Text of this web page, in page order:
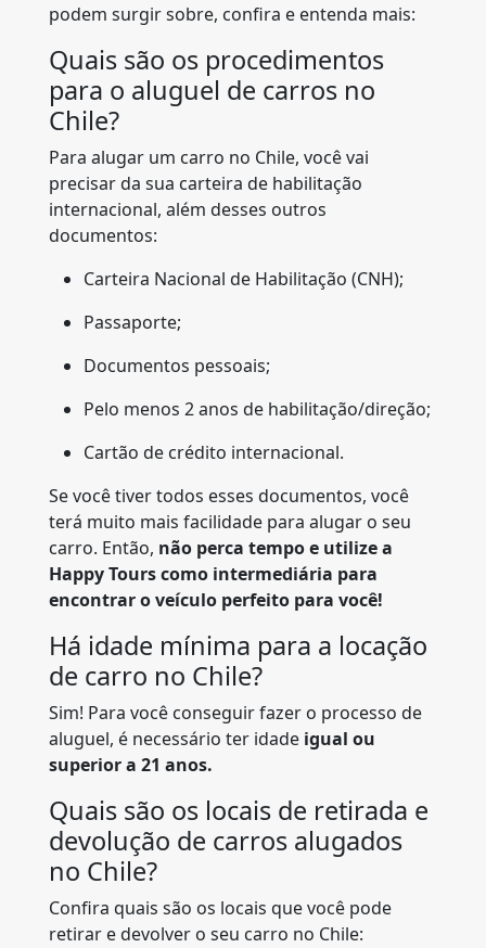
podem surgir sobre, confira e entenda mais:
Quais são os procedimentos
para o aluguel de carros no
Chile?
Para alugar um carro no Chile, você vai
precisar da sua carteira de habilitação
internacional, além desses outros
documentos:
Carteira Nacional de Habilitação (CNH);
Passaporte;
Documentos pessoais;
Pelo menos 2 anos de habilitação/direção;
Cartão de crédito internacional.
Se você tiver todos esses documentos, você
terá muito mais facilidade para alugar o seu
carro. Então, não perca tempo e utilize a
Happy Tours como intermediária para
encontrar o veículo perfeito para você!
Há idade mínima para a locação
de carro no Chile?
Sim! Para você conseguir fazer o processo de
aluguel, é necessário ter idade igual ou
superior a 21 anos.
Quais são os locais de retirada e
devolução de carros alugados
no Chile?
Confira quais são os locais que você pode
retirar e devolver o seu carro no Chile: